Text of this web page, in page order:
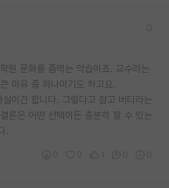
원 문화를 좀먹는 악습이죠. 교수라는
이유 중 하나이기도 하고요.
이긴 합니다. 그렇다고 참고 버티라는
론은 어떤 선택이든 충분히 할 수 있는